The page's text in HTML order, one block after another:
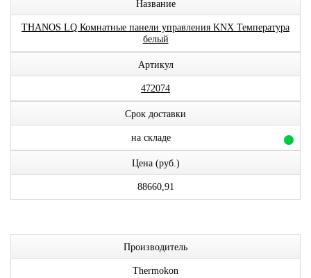
Название
THANOS LQ Комнатные панели управления KNX Температура
белый
Артикул
472074
Срок доставки
на складе
Цена (руб.)
88660,91
Производитель
Thermokon